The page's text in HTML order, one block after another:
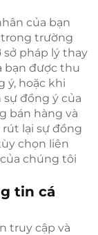
của bạn
trong trường
pháp lý thay
bạn được thu
ý, hoặc khi
đồng ý của
bán hàng và
lại sự đồng
chọn liên
chúng tôi
tin cá
truy cập và